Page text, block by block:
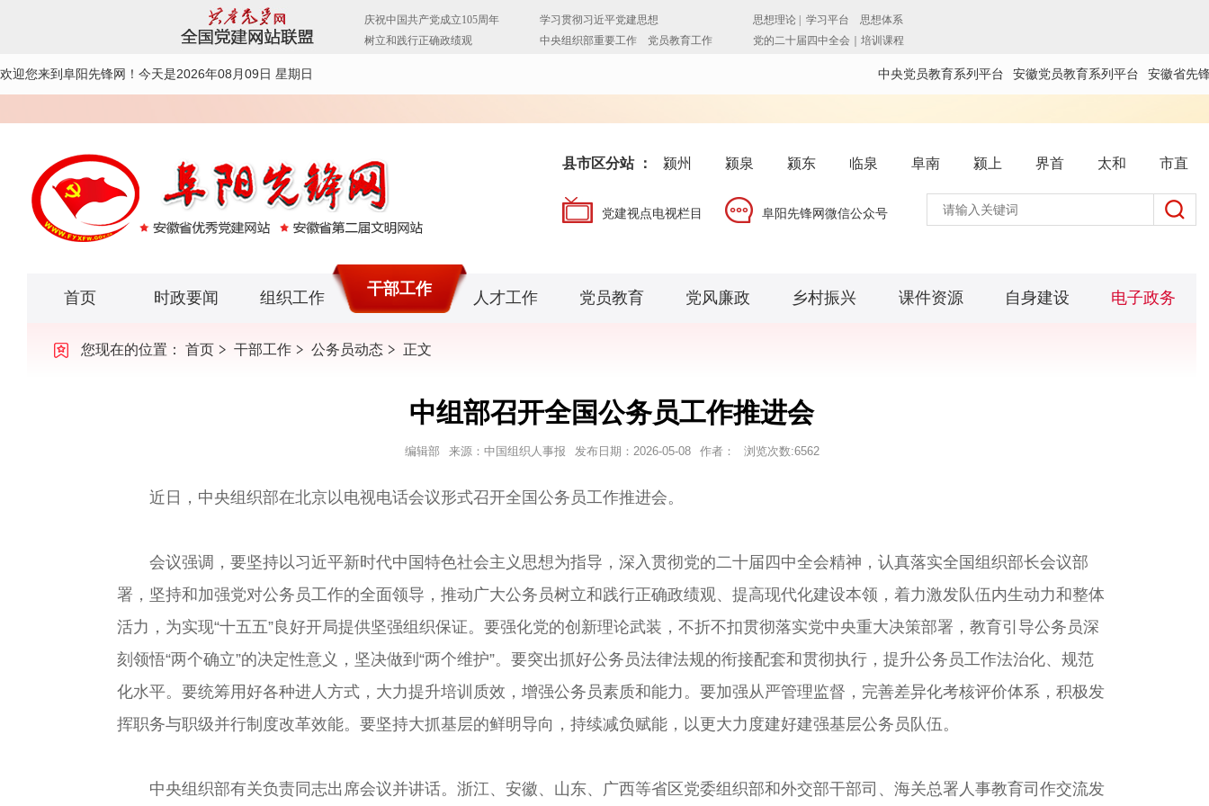
欢迎您来到阜阳先锋网！ 今天是2026年08月09日 星期日 中央党员教育系列平台 安徽党员教育系列平台 安徽省先
县市区分站 ： 颍州 颍泉 颍东 临泉 阜南 颍上 界首 太和 市直
党建视点电视栏目 阜阳先锋网微信公众号
首页 时政要闻 组织工作 干部工作 人才工作 党员教育 党风廉政 乡村振兴 课件资源 自身建设 电子政务
您现在的位置： 首页 干部工作 公务员动态 正文
中组部召开全国公务员工作推进会
编辑部 来源：中国组织人事报 发布日期： 2026-05-08 作者： 浏览次数:6562
近日，中央组织部在北京以电视电话会议形式召开全国公务员工作推进会。
会议强调，要坚持以习近平新时代中国特色社会主义思想为指导，深入贯彻党的二十届四中全会精神，认真落实全国组织部长会议部
署，坚持和加强党对公务员工作的全面领导，推动广大公务员树立和践行正确政绩观、提高现代化建设本领，着力激发队伍内生动力和整体
活力，为实现“十五五”良好开局提供坚强组织保证。要强化党的创新理论武装，不折不扣贯彻落实党中央重大决策部署，教育引导公务员深
刻领悟“两个确立”的决定性意义，坚决做到“两个维护”。要突出抓好公务员法律法规的衔接配套和贯彻执行，提升公务员工作法治化、规范
化水平。要统筹用好各种进人方式，大力提升培训质效，增强公务员素质和能力。要加强从严管理监督，完善差异化考核评价体系，积极发
挥职务与职级并行制度改革效能。要坚持大抓基层的鲜明导向，持续减负赋能，以更大力度建好建强基层公务员队伍。
中央组织部有关负责同志出席会议并讲话。浙江、安徽、山东、广西等省区党委组织部和外交部干部司、海关总署人事教育司作交流发